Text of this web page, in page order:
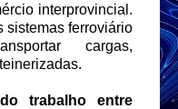
interprovincial.
sistemas ferroviário
cargas,
trabalho entre